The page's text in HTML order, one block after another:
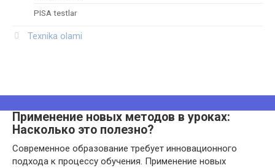
PISA testlar
Texnika olami
Применение новых методов в уроках:
Насколько это полезно?
Современное образование требует инновационного
подхода к процессу обучения. Применение новых